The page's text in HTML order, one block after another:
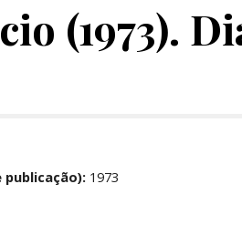
(1973).
publicação): 1973